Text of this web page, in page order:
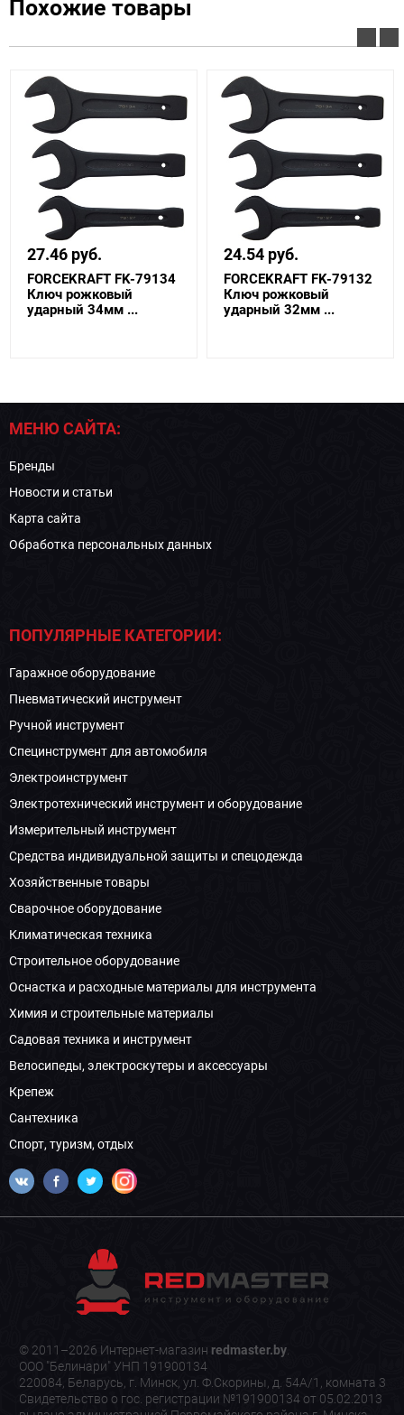
Похожие товары
27.46 руб.
FORCEKRAFT FK-79134
Ключ рожковый
ударный 34мм ...
24.54 руб.
FORCEKRAFT FK-79132
Ключ рожковый
ударный 32мм ...
МЕНЮ САЙТА:
Бренды
Новости и статьи
Карта сайта
Обработка персональных данных
ПОПУЛЯРНЫЕ КАТЕГОРИИ:
Гаражное оборудование
Пневматический инструмент
Ручной инструмент
Специнструмент для автомобиля
Электроинструмент
Электротехнический инструмент и оборудование
Измерительный инструмент
Средства индивидуальной защиты и спецодежда
Хозяйственные товары
Сварочное оборудование
Климатическая техника
Строительное оборудование
Оснастка и расходные материалы для инструмента
Химия и строительные материалы
Садовая техника и инструмент
Велосипеды, электроскутеры и аксессуары
Крепеж
Сантехника
Спорт, туризм, отдых
© 2011–2026 Интернет-магазин redmaster.by.
ООО "Белинари" УНП 191900134
220084, Беларусь, г. Минск, ул. Ф.Скорины, д. 54А/1, комната 3
Свидетельство о гос. регистрации №191900134 от 05.02.2013